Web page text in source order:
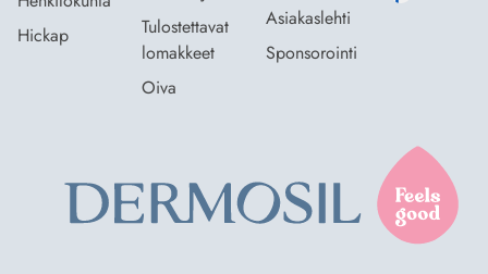
Hickap
Tulostettavat
lomakkeet
Oiva
Asiakaslehti
Sponsorointi